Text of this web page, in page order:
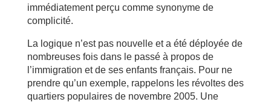
immédiatement perçu comme synonyme de
complicité.
La logique n’est pas nouvelle et a été déployée de
nombreuses fois dans le passé à propos de
l’immigration et de ses enfants français. Pour ne
prendre qu’un exemple, rappelons les révoltes des
quartiers populaires de novembre 2005. Une